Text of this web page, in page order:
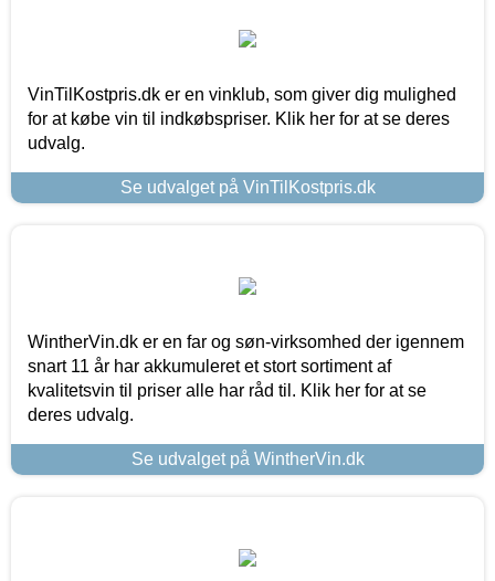
VinTilKostpris.dk er en vinklub, som giver dig mulighed
for at købe vin til indkøbspriser. Klik her for at se deres
udvalg.
Se udvalget på VinTilKostpris.dk
WintherVin.dk er en far og søn-virksomhed der igennem
snart 11 år har akkumuleret et stort sortiment af
kvalitetsvin til priser alle har råd til. Klik her for at se
deres udvalg.
Se udvalget på WintherVin.dk